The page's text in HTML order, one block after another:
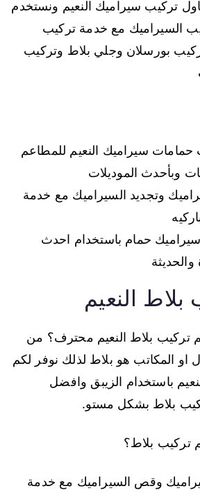
تركيب سيراميك النعيم ونستخدم
السيراميك مع خدمة تركيب
بورسلان وجلي بلاط وتركيب
سيراميك النعيم للمطاعم
وبأحدث الموديلات
وتجديد السيراميك مع خدمة
حمام باستخدام احدث
والحديثة
النعيم
تركيب بلاط النعيم محترف؟ من
او المكاتب هو بلاط لذلك نوفر لكم
باستخدام الزيبق وافضل
بلاط بشكل مستو.
تركيب بلاط؟
وقص السيراميك مع خدمة